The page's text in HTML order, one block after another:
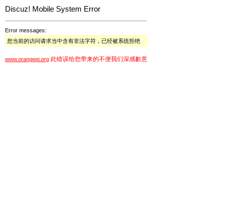
Discuz! Mobile System Error
Error messages:
您当前的访问请求当中含有非法字符，已经被系统拒绝
www.orangepi.org 此错误给您带来的不便我们深感歉意